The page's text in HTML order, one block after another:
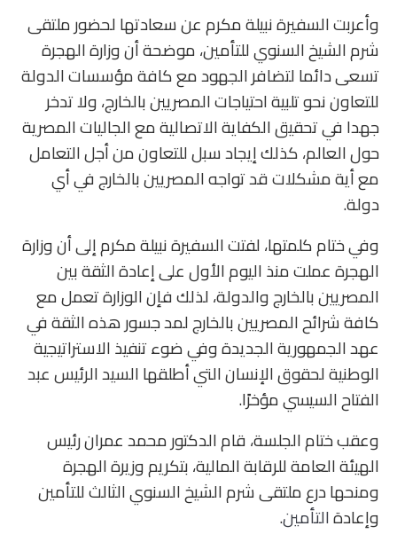
وأعربت السفيرة نبيلة مكرم عن سعادتها لحضور ملتقى
شرم الشيخ السنوي للتأمين، موضحة أن وزارة الهجرة
تسعى دائما لتضافر الجهود مع كافة مؤسسات الدولة
للتعاون نحو تلبية احتياجات المصريين بالخارج، ولا تدخر
جهدا في تحقيق الكفاية الاتصالية مع الجاليات المصرية
حول العالم، كذلك إيجاد سبل للتعاون من أجل التعامل
مع أية مشكلات قد تواجه المصريين بالخارج في أي
دولة.
وفي ختام كلمتها، لفتت السفيرة نبيلة مكرم إلى أن وزارة
الهجرة عملت منذ اليوم الأول على إعادة الثقة بين
المصريين بالخارج والدولة، لذلك فإن الوزارة تعمل مع
كافة شرائح المصريين بالخارج لمد جسور هذه الثقة في
عهد الجمهورية الجديدة وفي ضوء تنفيذ الاستراتيجية
الوطنية لحقوق الإنسان التي أطلقها السيد الرئيس عبد
الفتاح السيسي مؤخرًا.
وعقب ختام الجلسة، قام الدكتور محمد عمران رئيس
الهيئة العامة للرقابة المالية، بتكريم وزيرة الهجرة
ومنحها درع ملتقى شرم الشيخ السنوي الثالث للتأمين
وإعادةالتأمين.